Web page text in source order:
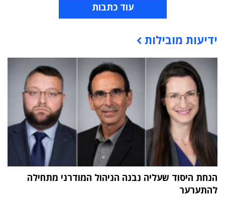
עוד כתבות
תוכן פרסומי
ידיעות מובילות
הנחת היסוד שעליה נבנה הניהול המודרני מתחילה
להתערער